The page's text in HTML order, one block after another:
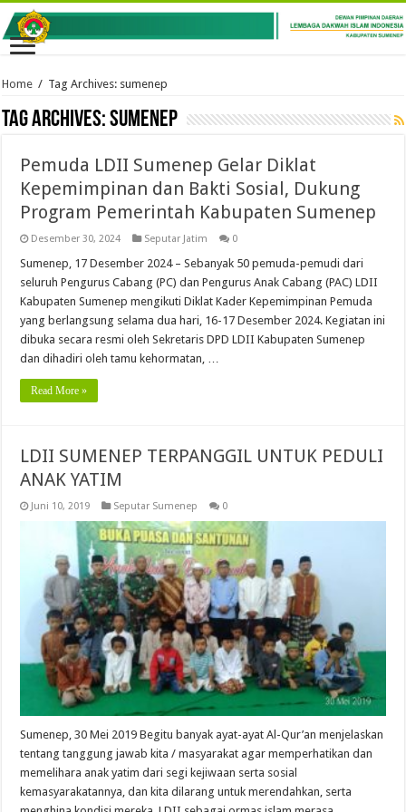
Home / Tag Archives: sumenep
Tag Archives:sumenep
Pemuda LDII Sumenep Gelar Diklat
Kepemimpinan dan Bakti Sosial, Dukung
Program Pemerintah Kabupaten Sumenep
Desember 30, 2024 Seputar Jatim 0
Sumenep, 17 Desember 2024 – Sebanyak 50 pemuda-pemudi dari
seluruh Pengurus Cabang (PC) dan Pengurus Anak Cabang (PAC) LDII
Kabupaten Sumenep mengikuti Diklat Kader Kepemimpinan Pemuda
yang berlangsung selama dua hari, 16-17 Desember 2024. Kegiatan ini
dibuka secara resmi oleh Sekretaris DPD LDII Kabupaten Sumenep
dan dihadiri oleh tamu kehormatan, …
Read More »
LDII SUMENEP TERPANGGIL UNTUK PEDULI
ANAK YATIM
Juni 10, 2019 Seputar Sumenep 0
Sumenep, 30 Mei 2019 Begitu banyak ayat-ayat Al-Qur’an menjelaskan
tentang tanggung jawab kita / masyarakat agar memperhatikan dan
memelihara anak yatim dari segi kejiwaan serta sosial
kemasyarakatannya, dan kita dilarang untuk merendahkan, serta